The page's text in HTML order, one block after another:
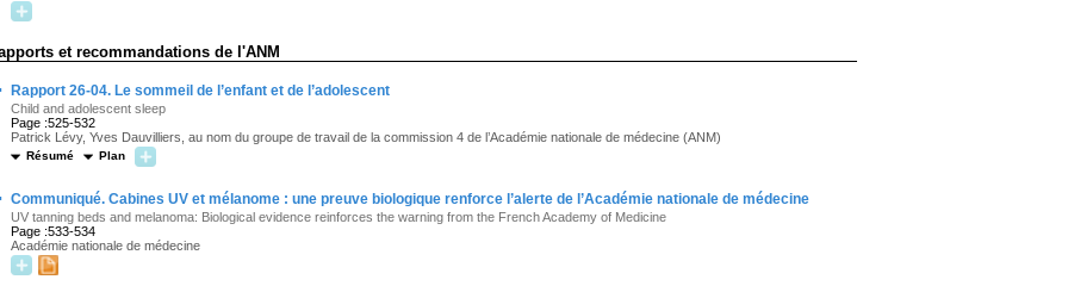
et recommandations de l'ANM
Rapport 26-04. Le sommeil de l’enfant et de l’adolescent
Child and adolescent sleep
Page :525-532
Patrick Lévy, Yves Dauvilliers, au nom du groupe de travail de la commission 4 de l’Académie nationale de médecine (ANM)
Résumé Plan
Communiqué. Cabines UV et mélanome : une preuve biologique renforce l’alerte de l’Académie nationale de médecine
UV tanning beds and melanoma: Biological evidence reinforces the warning from the French Academy of Medicine
Page :533-534
Académie nationale de médecine